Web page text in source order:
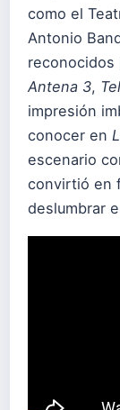
como el
Antonio
reconocidos
Antena 3,
impresión
conocer en
escenario
convirtió en
deslumbrar